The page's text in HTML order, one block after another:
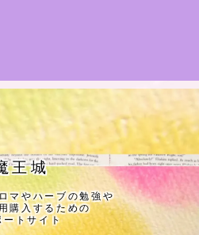
Study』
主な活動先リンク集
王城
マやハーブの勉強や
購入するための
ートサイト